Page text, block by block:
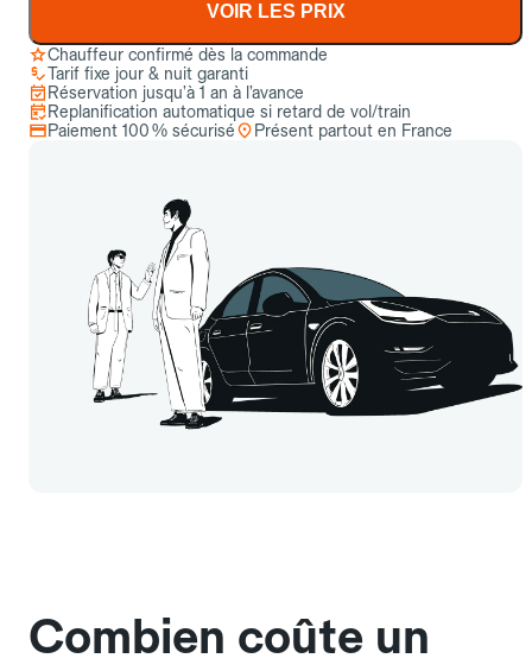
VOIR LES PRIX
Chauffeur confirmé dès la commande
Tarif fixe jour & nuit garanti
Réservation jusqu’à 1 an à l’avance
Replanification automatique si retard de vol/train
Paiement 100 % sécurisé
Présent partout en France
Combien coûte un